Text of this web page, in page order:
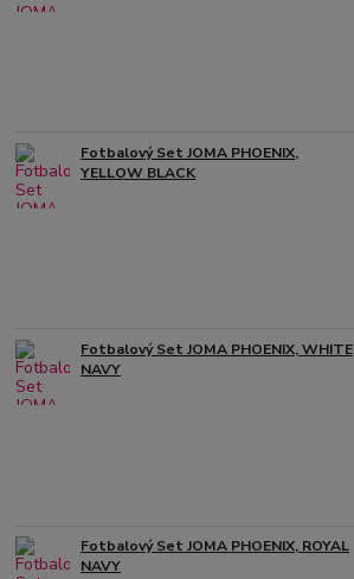
Fotbalový Set JOMA PHOENIX,
YELLOW BLACK
Fotbalový Set JOMA PHOENIX, WHITE
NAVY
Fotbalový Set JOMA PHOENIX, ROYAL
NAVY